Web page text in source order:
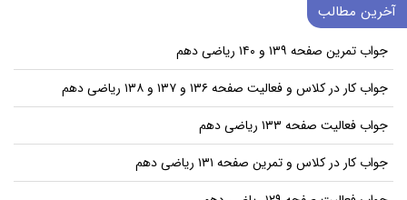
آخرین مطالب
جواب تمرین صفحه ۱۳۹ و ۱۴۰ ریاضی دهم
جواب کار در کلاس و فعالیت صفحه ۱۳۶ و ۱۳۷ و ۱۳۸ ریاضی دهم
جواب فعالیت صفحه ۱۳۳ ریاضی دهم
جواب کار در کلاس و تمرین صفحه ۱۳۱ ریاضی دهم